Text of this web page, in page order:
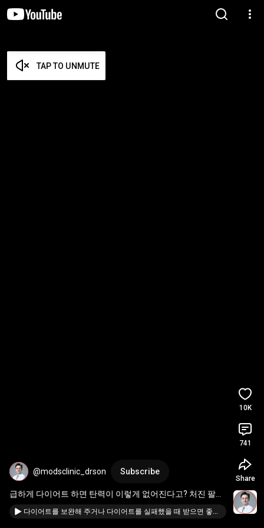
TAP TO UNMUTE
@modsclinic_drson Subscribe
급하게 다이어트 하면 탄력이 이렇게 없어진다고? 처진 팔뚝
살,복부,허벅지 안쪽,엉밑살 #슈링크#실리프팅#threadlift
#shurink#모즈클리닉#modsclinic
다이어트를 보완해 주거나 다이어트를 실패했을 때 받으면 좋은 시술은? ｜ 스테로이드는 정말 위험하기만 할까?
10K
741
Share